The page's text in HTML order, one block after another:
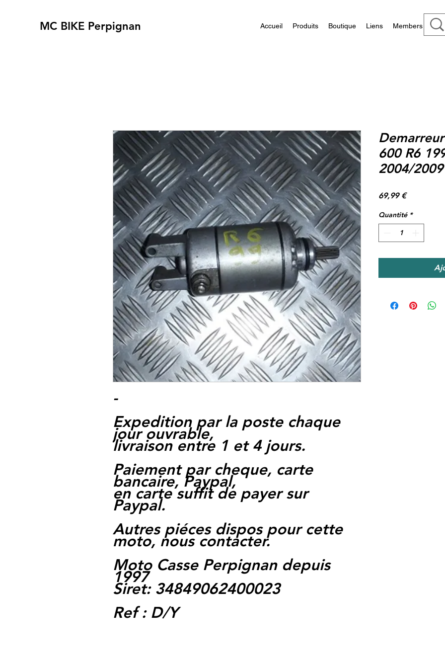
MC BIKE Perpignan Accueil Produits Boutique Liens Members
-
Expedition par la poste chaque
jour ouvrable,
livraison entre 1 et 4 jours.
Paiement par cheque, carte
bancaire, Paypal,
en carte suffit de payer sur
Paypal.
Autres piéces dispos pour cette
moto, nous contacter.
Moto Casse Perpignan depuis
1997
Siret: 34849062400023
Ref : D/Y
600 R6
2004/2009
69,99 €Prix
Quantité *